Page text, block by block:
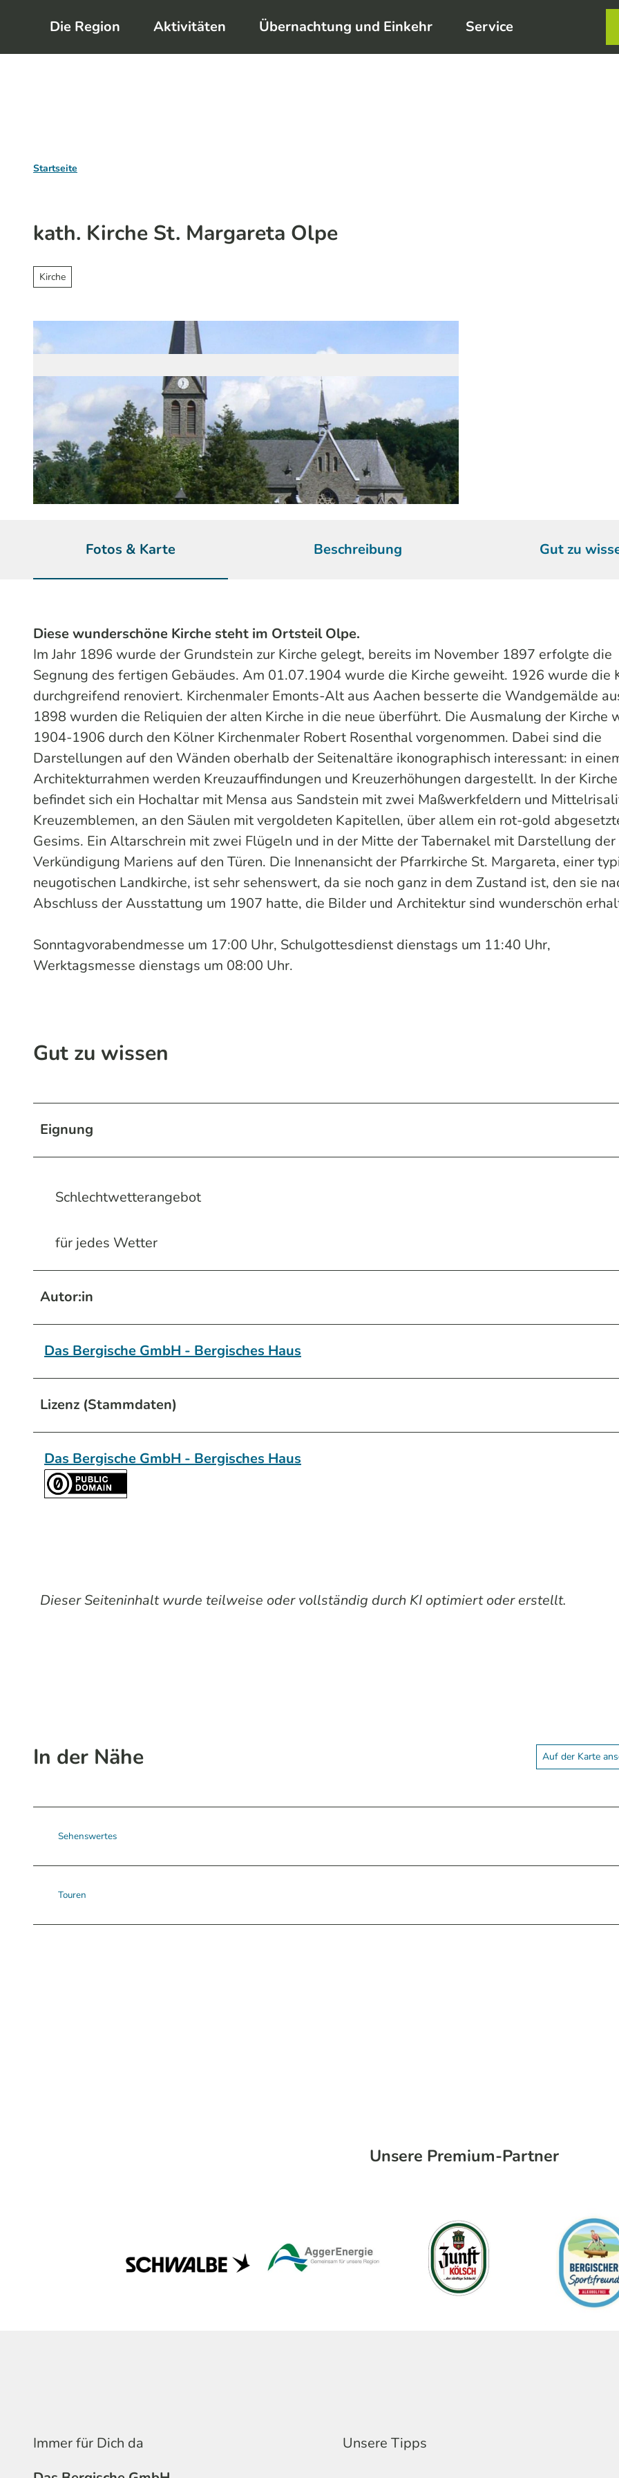
m
Die Region Aktivitäten Übernachtung und Einkehr Service
Startseite
kath. Kirche St. Margareta Olpe
Kirche
Fotos & Karte Beschreibung Gut zu
Diese wunderschöne Kirche steht im Ortsteil Olpe.
Im Jahr 1896 wurde der Grundstein zur Kirche gelegt, bereits im November 1897 erfolgte die
Segnung des fertigen Gebäudes. Am 01.07.1904 wurde die Kirche geweiht. 1926 wurde die
durchgreifend renoviert. Kirchenmaler Emonts-Alt aus Aachen besserte die Wandgemälde
1898 wurden die Reliquien der alten Kirche in die neue überführt. Die Ausmalung der Kirche
1904-1906 durch den Kölner Kirchenmaler Robert Rosenthal vorgenommen. Dabei sind die
Darstellungen auf den Wänden oberhalb der Seitenaltäre ikonographisch interessant: in
Architekturrahmen werden Kreuzauffindungen und Kreuzerhöhungen dargestellt. In der Kirche
befindet sich ein Hochaltar mit Mensa aus Sandstein mit zwei Maßwerkfeldern und
Kreuzemblemen, an den Säulen mit vergoldeten Kapitellen, über allem ein rot-gold
Gesims. Ein Altarschrein mit zwei Flügeln und in der Mitte der Tabernakel mit Darstellung der
Verkündigung Mariens auf den Türen. Die Innenansicht der Pfarrkirche St. Margareta, einer
neugotischen Landkirche, ist sehr sehenswert, da sie noch ganz in dem Zustand ist, den sie
Abschluss der Ausstattung um 1907 hatte, die Bilder und Architektur sind wunderschön
Sonntagvorabendmesse um 17:00 Uhr, Schulgottesdienst dienstags um 11:40 Uhr,
Werktagsmesse dienstags um 08:00 Uhr.
Gut zu wissen
Eignung
Schlechtwetterangebot
für jedes Wetter
Autor:in
Das Bergische GmbH - Bergisches Haus
Lizenz (Stammdaten)
Das Bergische GmbH - Bergisches Haus
Dieser Seiteninhalt wurde teilweise oder vollständig durch KI optimiert oder erstellt.
In der Nähe Auf der Karte
Sehenswertes
Touren
Unsere Premium-Partner
Immer für Dich da
Unsere Tipps